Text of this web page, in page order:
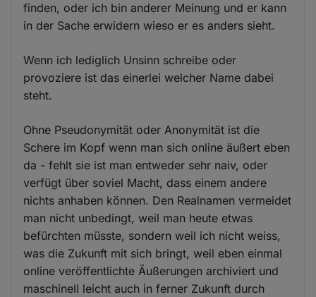
finden, oder ich bin anderer Meinung und er kann
in der Sache erwidern wieso er es anders sieht.
Wenn ich lediglich Unsinn schreibe oder
provoziere ist das einerlei welcher Name dabei
steht.
Ohne Pseudonymität oder Anonymität ist die
Schere im Kopf wenn man sich online äußert eben
da - fehlt sie ist man entweder sehr naiv, oder
verfügt über soviel Macht, dass einem andere
nichts anhaben können. Den Realnamen vermeidet
man nicht unbedingt, weil man heute etwas
befürchten müsste, sondern weil ich nicht weiss,
was die Zukunft mit sich bringt, weil eben einmal
online veröffentlichte Äußerungen archiviert und
maschinell leicht auch in ferner Zukunft durch